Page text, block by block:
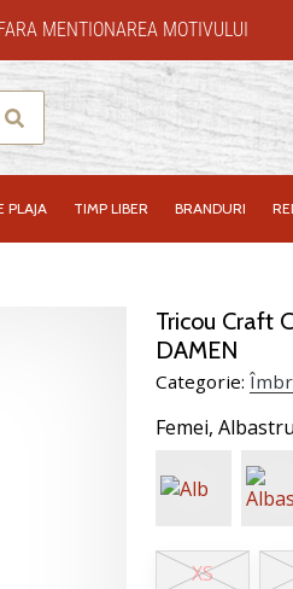
MENTIONAREA MOTIVULUI
PLAJA TIMP LIBER BRANDURI
Tricou Craft
DAMEN
Categorie:
Femei, Albastru
XS